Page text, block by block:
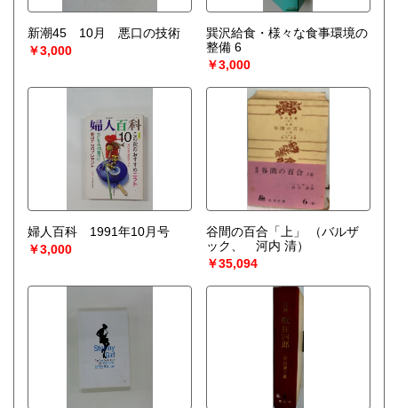
新潮45 10月 悪口の技術
￥3,000
巽沢給食・様々な食事環境の
整備 6
￥3,000
婦人百科 1991年10月号
￥3,000
谷間の百合「上」
（バルザ
ック、 河内 清）
￥35,094